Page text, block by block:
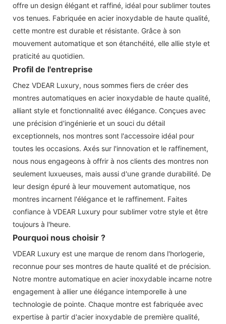
offre un design élégant et raffiné, idéal pour sublimer toutes
vos tenues. Fabriquée en acier inoxydable de haute qualité,
cette montre est durable et résistante. Grâce à son
mouvement automatique et son étanchéité, elle allie style et
praticité au quotidien.
Profil de l'entreprise
Chez VDEAR Luxury, nous sommes fiers de créer des
montres automatiques en acier inoxydable de haute qualité,
alliant style et fonctionnalité avec élégance. Conçues avec
une précision d'ingénierie et un souci du détail
exceptionnels, nos montres sont l'accessoire idéal pour
toutes les occasions. Axés sur l'innovation et le raffinement,
nous nous engageons à offrir à nos clients des montres non
seulement luxueuses, mais aussi d'une grande durabilité. De
leur design épuré à leur mouvement automatique, nos
montres incarnent l'élégance et le raffinement. Faites
confiance à VDEAR Luxury pour sublimer votre style et être
toujours à l'heure.
Pourquoi nous choisir ?
VDEAR Luxury est une marque de renom dans l'horlogerie,
reconnue pour ses montres de haute qualité et de précision.
Notre montre automatique en acier inoxydable incarne notre
engagement à allier une élégance intemporelle à une
technologie de pointe. Chaque montre est fabriquée avec
expertise à partir d'acier inoxydable de première qualité,